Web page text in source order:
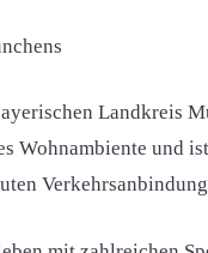
Landkreis
Wohnambiente